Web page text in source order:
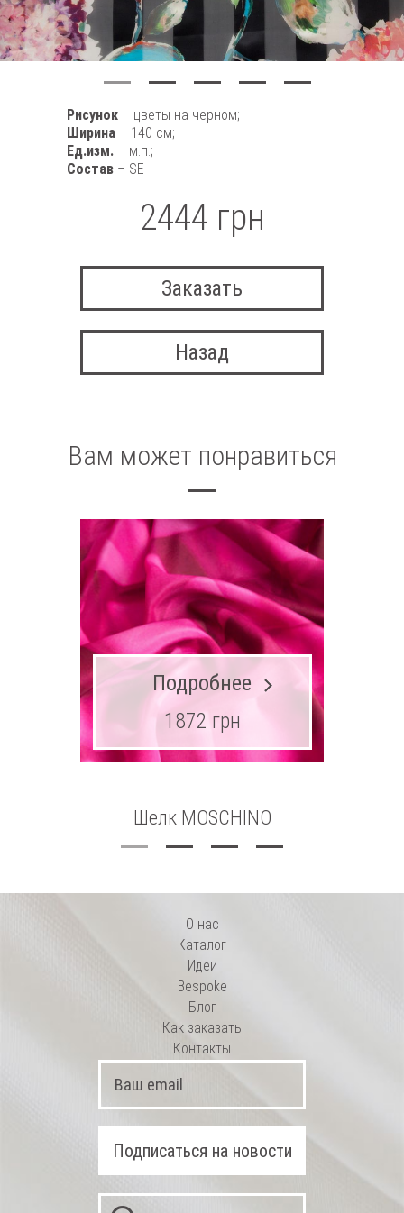
Рисунок – цветы на черном;
Ширина – 140 см;
Ед.изм. – м.п.;
Состав – SE
2444 грн
Заказать
Назад
Вам может понравиться
Шелк MOSCHINO
Подробнее
1872 грн
О нас
Каталог
Идеи
Bespoke
Блог
Как заказать
Контакты